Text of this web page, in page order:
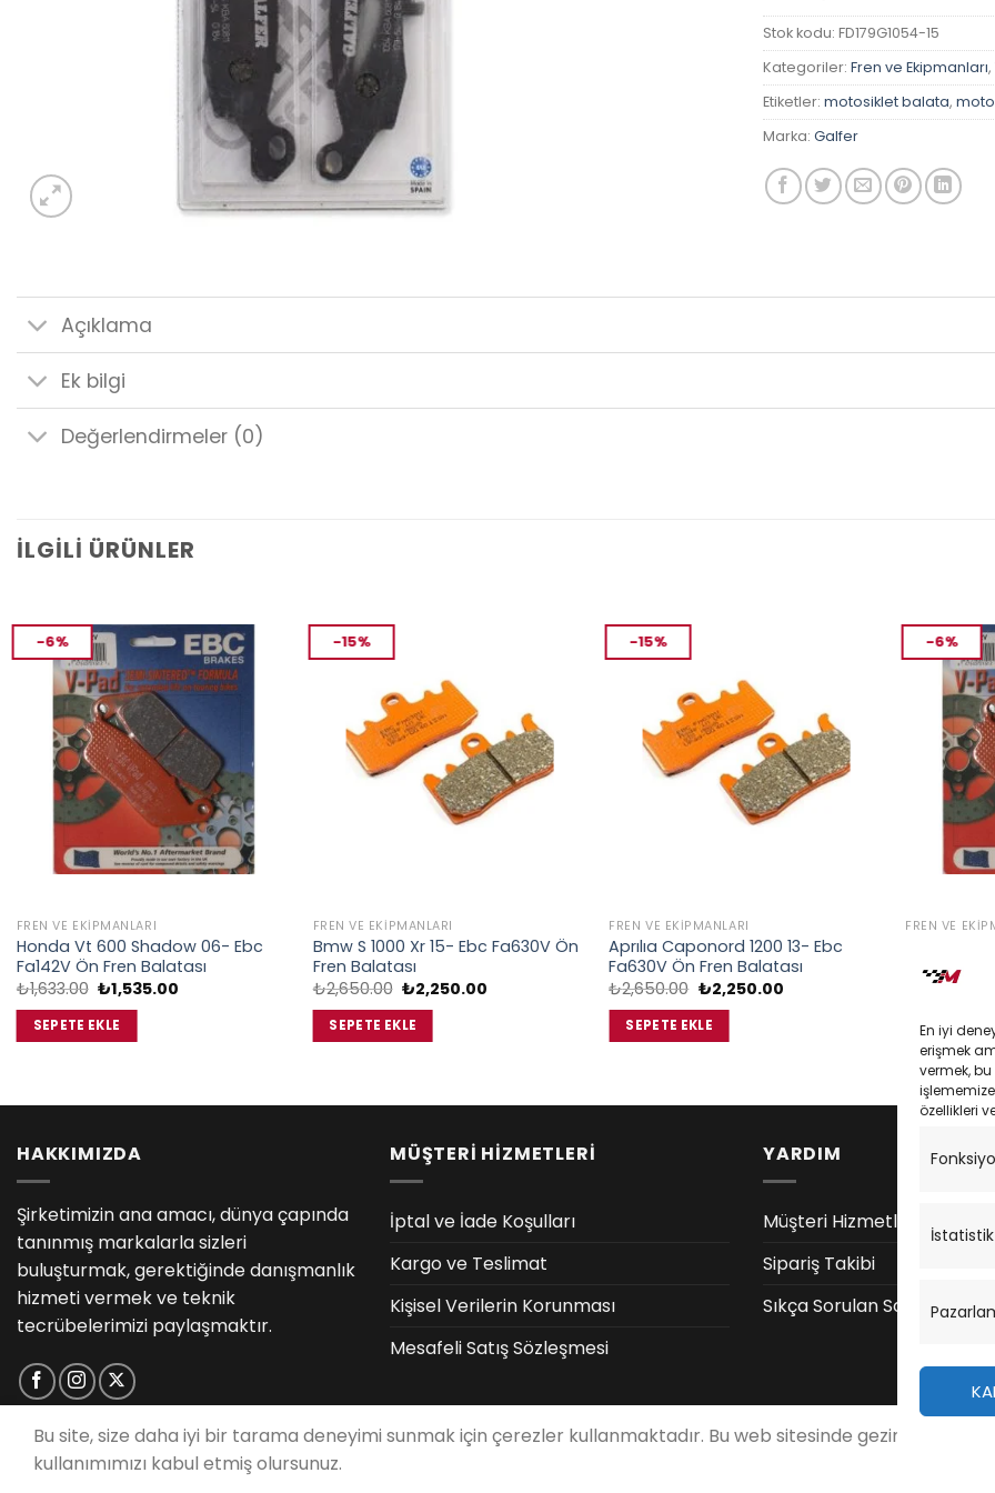
En iyi
erişmek
vermek,
özellikleri
İstatistik
Stok kodu: FD179G1054-15
Kategoriler: Fren ve Ekipmanları,
Etiketler: motosiklet balata,
Marka: Galfer
Açıklama
Ek bilgi
Değerlendirmeler (0)
İLGILI ÜRÜNLER
-6%
FREN VE EKIPMANLARI
Honda Vt 600 Shadow 06- Ebc
Fa142V Ön Fren Balatası
₺1,633.00 Orijinal
fiyat:
₺1,633.00.
₺1,535.00
SEPETE EKLE
-15%
FREN VE EKIPMANLARI
Bmw S 1000 Xr 15- Ebc Fa630V Ön
Fren Balatası
₺2,650.00 Orijinal
fiyat:
₺2,650.00.
₺2,250.00Şu
SEPETE EKLE
-15%
FREN VE EKIPMANLARI
Aprılıa Caponord 1200 13- Ebc
Fa630V Ön Fren Balatası
₺2,650.00 Orijinal
fiyat:
₺2,650.00.
₺2,250.00Şu
SEPETE EKLE
-6%
FREN VE
Ön Fren
1,633.00
SEPETE
HAKKIMIZDA
Şirketimizin ana amacı, dünya çapında
tanınmış markalarla sizleri
buluşturmak, gerektiğinde danışmanlık
hizmeti vermek ve teknik
tecrübelerimizi paylaşmaktır.
MÜŞTERİ HİZMETLERİ
İptal ve İade Koşulları
Kargo ve Teslimat
Kişisel Verilerin Korunması
Mesafeli Satış Sözleşmesi
YARDIM
Müşteri Hizmetleri
Sipariş Takibi
Sıkça Sorulan Sorular
Bu site, size daha iyi bir tarama deneyimi sunmak için çerezler kullanmaktadır. Bu web sitesinde gezinerek, çerez
kullanımımızı kabul etmiş olursunuz.